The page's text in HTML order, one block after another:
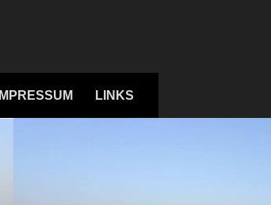
IMPRESSUM LINKS